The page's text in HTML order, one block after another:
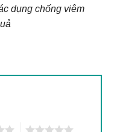
dụng chống viêm